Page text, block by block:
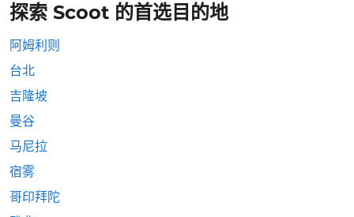
探索 Scoot 的首选目的地
阿姆利则
台北
吉隆坡
曼谷
马尼拉
宿雾
哥印拜陀